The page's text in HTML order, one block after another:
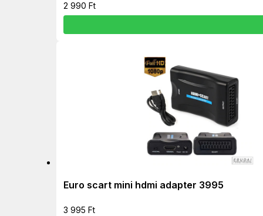
2 990 Ft
Euro scart mini hdmi adapter 3995
3 995 Ft